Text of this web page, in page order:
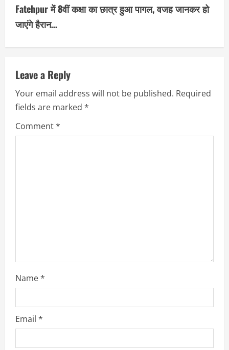
i
n
e
R
e
Fatehpur में 8वीं कक्षा का छात्र हुआ पागल, वजह जानकर हो
जाएंगे हैरान…
Leave a Reply
Your email address will not be published. Required
fields are marked *
Comment*
Name*
Email *